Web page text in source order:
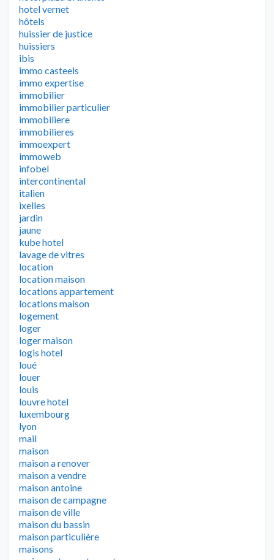
hotel vernet
hôtels
huissier de justice
huissiers
ibis
immo casteels
immo expertise
immobilier
immobilier particulier
immobiliere
immobilieres
immoexpert
immoweb
infobel
intercontinental
italien
ixelles
jardin
jaune
kube hotel
lavage de vitres
location
location maison
locations appartement
locations maison
logement
loger
loger maison
logis hotel
loué
louer
louis
louvre hotel
luxembourg
lyon
mail
maison
maison a renover
maison a vendre
maison antoine
maison de campagne
maison de ville
maison du bassin
maison particulière
maisons